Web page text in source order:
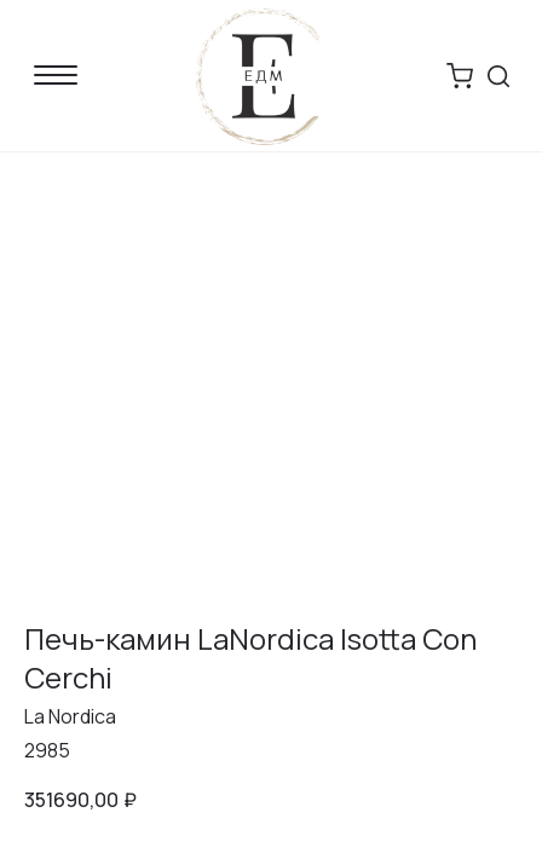
Печь-камин LaNordica Isotta Con
Cerchi
La Nordica
2985
351690,00 ₽